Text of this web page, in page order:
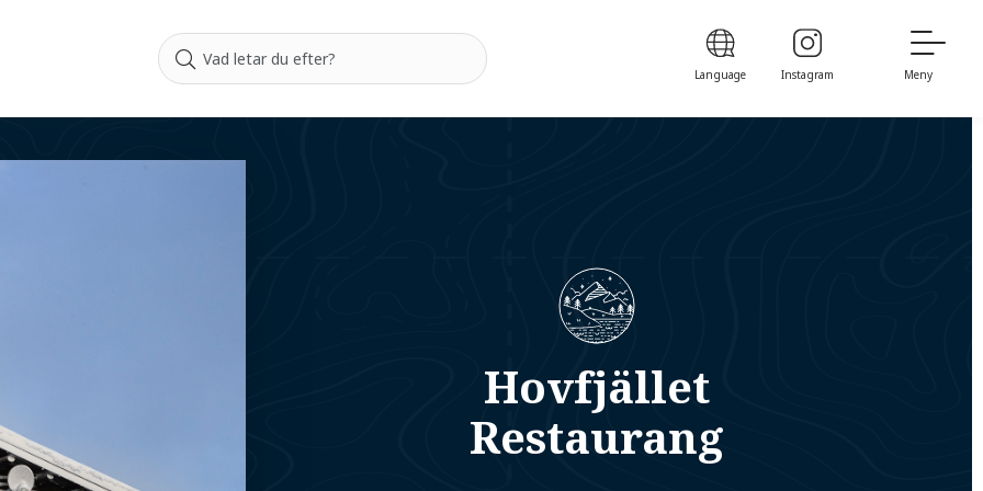
Language Instagram Meny
Hovfjället
Restaurang